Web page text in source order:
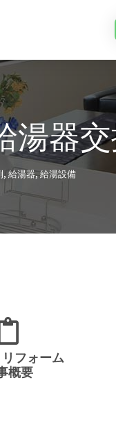
湯器
, 給湯器,給湯設備
フォーム
概要